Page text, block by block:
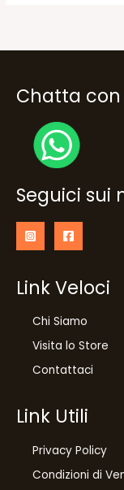
Chatta
Seguici sui
Link Veloci
Chi Siamo
Visita lo Store
Contattaci
Link Utili
Privacy Policy
Condizioni di